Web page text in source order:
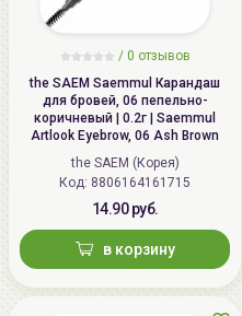
/ 0 отзывов
the SAEM Saemmul Карандаш
для бровей, 06 пепельнo-
коричневый | 0.2г | Saemmul
Artlook Eyebrow, 06 Ash Brown
the SAEM (Корея)
Код: 8806164161715
14.90 руб.
в корзину